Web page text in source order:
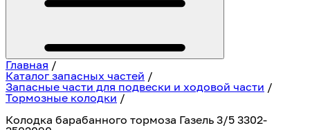
Главная /
Каталог запасных частей /
Запасные части для подвески и ходовой части /
Тормозные колодки /
Колодка барабанного тормоза Газель 3/5 3302-